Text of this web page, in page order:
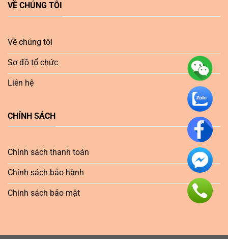
VỀ CHÚNG TÔI
Về chúng tôi
Sơ đồ tổ chức
Liên hệ
CHÍNH SÁCH
Chính sách thanh toán
Chính sách bảo hành
Chinh sách bảo mật